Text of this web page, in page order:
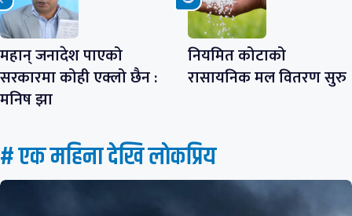
महान् जनादेश पाएको
सरकारमा कोही एक्लो छैन :
मनिष झा
नियमित कोटाको
रासायनिक मल वितरण सुरु
# एक महिना देखि लाेकप्रिय